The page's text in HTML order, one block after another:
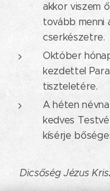
akkor viszem
tovább menni
cserkészetre.
Október
kezdettel
tiszteletére.
A héten
kedves
kísérje
Dicsőség Jézus